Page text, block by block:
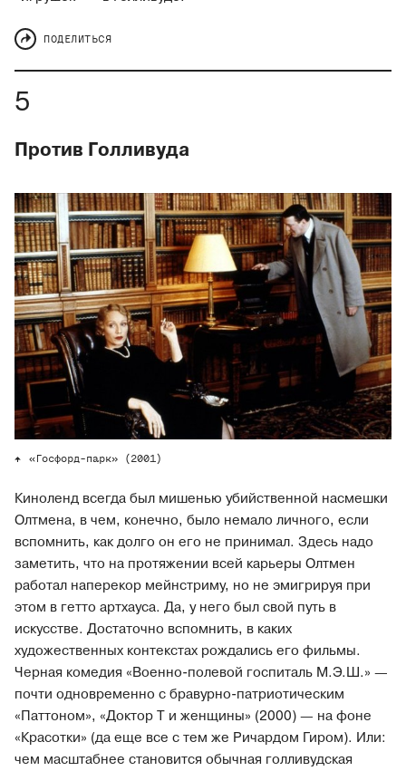
ПОДЕЛИТЬСЯ
Против Голливуда
«Госфорд-парк» (2001)
Киноленд всегда был мишенью убийственной насмешки
Олтмена, в чем, конечно, было немало личного, если
вспомнить, как долго он его не принимал. Здесь надо
заметить, что на протяжении всей карьеры Олтмен
работал наперекор мейнстриму, но не эмигрируя при
этом в гетто артхауса. Да, у него был свой путь в
искусстве. Достаточно вспомнить, в каких
художественных контекстах рождались его фильмы.
Черная комедия «Военно-полевой госпиталь М.Э.Ш.» —
почти одновременно с бравурно-патриотическим
«Паттоном», «Доктор Т и женщины» (2000) — на фоне
«Красотки» (да еще все с тем же Ричардом Гиром). Или:
чем масштабнее становится обычная голливудская